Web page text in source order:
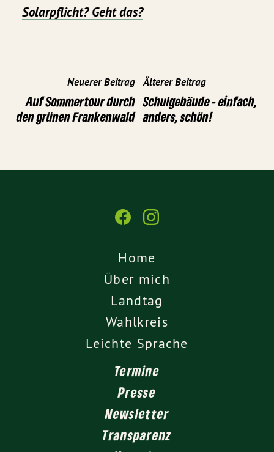
Solarpflicht? Geht das?
Neuerer Beitrag
Auf Sommertour durch
den grünen Frankenwald
Älterer Beitrag
Schulgebäude - einfach,
anders, schön!
Home
Über mich
Landtag
Wahlkreis
Leichte Sprache
Termine
Presse
Newsletter
Transparenz